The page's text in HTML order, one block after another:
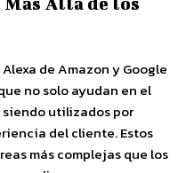
de Amazon y Google
no solo ayudan en el
utilizados por
del cliente. Estos
más complejas que los